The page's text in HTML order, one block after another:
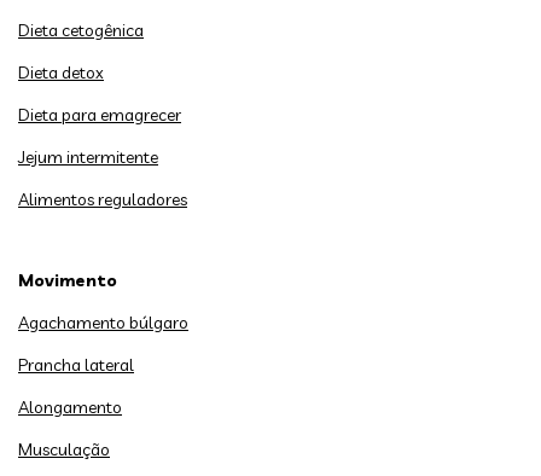
Dieta cetogênica
Dieta detox
Dieta para emagrecer
Jejum intermitente
Alimentos reguladores
Movimento
Agachamento búlgaro
Prancha lateral
Alongamento
Musculação